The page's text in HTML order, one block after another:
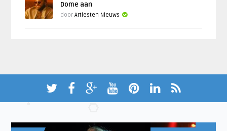
Dome aan
doorArtiesten Nieuws